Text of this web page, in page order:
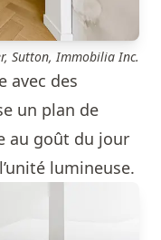
Sutton, Immobilia Inc.
avec des
un plan de
au goût du jour
lumineuse.